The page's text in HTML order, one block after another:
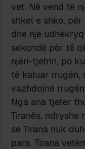
vet. Në vend të
shkel e shko,
dhe një
sekondë për të
njëri-tjetrin, po
të kaluar rrugën,
vazhdojnë
Nga ana tjeter
Tiranës, ndryshe
se Tirana nuk
para. Tirana